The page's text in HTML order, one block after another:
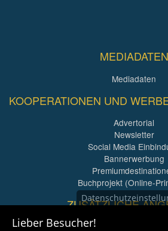
MEDIADATEN
Mediadaten
KOOPERATIONEN UND
Advertorial
Newsletter
Social Media
Bannerwerbung
Buchprojekt (Online-
ZUSÄTZLICHE
Imagefilme und mehr
Lieber Besucher!